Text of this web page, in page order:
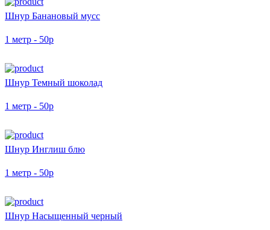
Шнур Банановый мусс
1 метр - 50р
Шнур Темный шоколад
1 метр - 50р
Шнур Инглиш блю
1 метр - 50р
Шнур Насыщенный черный